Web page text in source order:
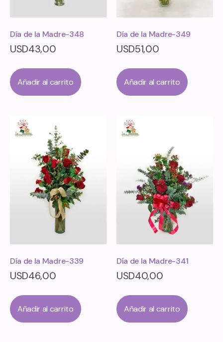
Día de la Madre-348
USD43,00
Añadir al carrito
Día de la Madre-349
USD51,00
Añadir al carrito
Día de la Madre-339
USD46,00
Añadir al carrito
Día de la Madre-341
USD40,00
Añadir al carrito